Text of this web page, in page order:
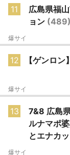
11
広島県福
ョン (489)
爆サイ
12 【ゲンロ
爆サイ
13
7&8 広島
ルナマポ
とエナカ
爆サイ